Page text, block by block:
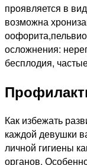
проявляется в
возможна
осложнения:
бесплодия,
Как избежать
каждой девушки
личной гигиены
органов.